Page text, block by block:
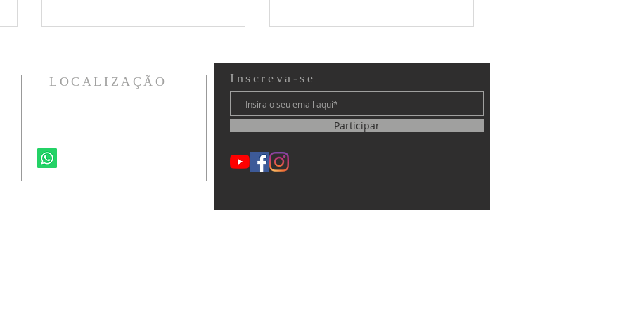
O choro pode durar uma noite…
LOCALIZAÇÃO Inscreva-se
Participar